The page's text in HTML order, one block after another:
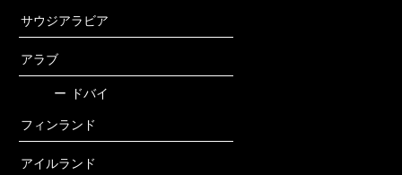
サウジアラビア
アラブ
ー ドバイ
フィンランド
アイルランド